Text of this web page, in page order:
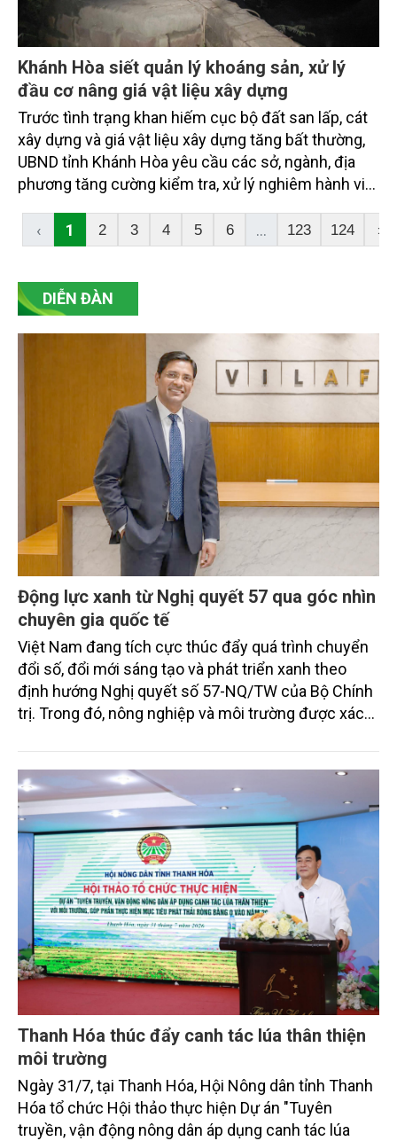
Khánh Hòa siết quản lý khoáng sản, xử lý
đầu cơ nâng giá vật liệu xây dựng
Trước tình trạng khan hiếm cục bộ đất san lấp, cát
xây dựng và giá vật liệu xây dựng tăng bất thường,
UBND tỉnh Khánh Hòa yêu cầu các sở, ngành, địa
phương tăng cường kiểm tra, xử lý nghiêm hành vi
khoáng sản trái phép.
‹ 1 2 3 4 5 6 ... 123 124 ›
DIỄN ĐÀN
Động lực xanh từ Nghị quyết 57 qua góc nhìn
chuyên gia quốc tế
Việt Nam đang tích cực thúc đẩy quá trình chuyển
đổi số, đổi mới sáng tạo và phát triển xanh theo
định hướng Nghị quyết số 57-NQ/TW của Bộ Chính
trị. Trong đó, nông nghiệp và môi trường được xác
sắc bởi các tiến bộ công nghệ và cam kết bền vững
toàn cầu, đặc biệt là mục tiêu đưa phát thải ròng
bằng 0 (Net-Zero) vào năm 2050.
Thanh Hóa thúc đẩy canh tác lúa thân thiện
môi trường
Ngày 31/7, tại Thanh Hóa, Hội Nông dân tỉnh Thanh
Hóa tổ chức Hội thảo thực hiện Dự án "Tuyên
truyền, vận động nông dân áp dụng canh tác lúa